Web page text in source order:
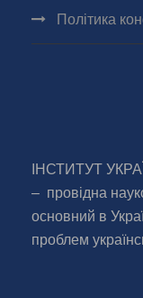
Політика
ІНСТИТУТ
– провідна
основний в
проблем